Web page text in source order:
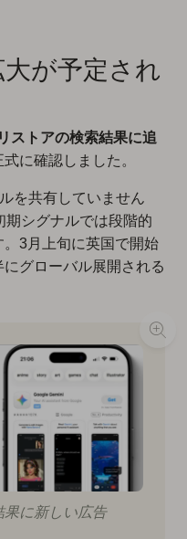
が予定され
ストアの検索結果に追
に確認しました。
を共有していません
期シグナルでは段階的
3月上旬に英国で開始
グローバル展開される
果に新しい広告